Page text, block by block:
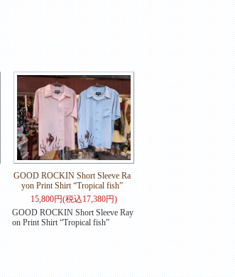
GOOD ROCKIN Short Sleeve Ra
yon Print Shirt “Tropical fish”
15,800円(税込17,380円)
GOOD ROCKIN Short Sleeve Ray
on Print Shirt “Tropical fish”